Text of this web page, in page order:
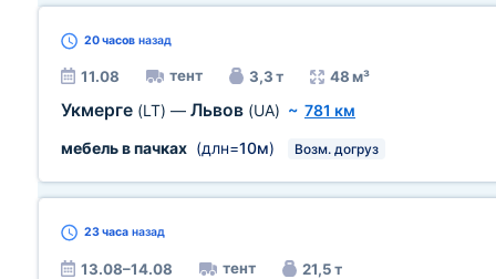
20 часов назад
11.08 тент 3,3 т 48 м³
Укмерге (LT) — Львов (UA) ~ 781 км
мебель в пачках (длн=10м) Возм. догруз
23 часа назад
13.08–14.08 тент 21,5 т